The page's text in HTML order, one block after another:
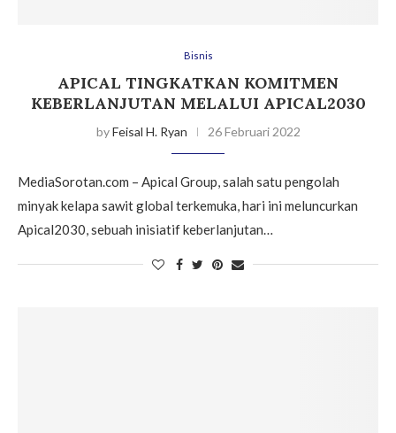
Bisnis
APICAL TINGKATKAN KOMITMEN
KEBERLANJUTAN MELALUI APICAL2030
byFeisal H. Ryan 26 Februari 2022
MediaSorotan.com – Apical Group, salah satu pengolah
minyak kelapa sawit global terkemuka, hari ini meluncurkan
Apical2030, sebuah inisiatif keberlanjutan…